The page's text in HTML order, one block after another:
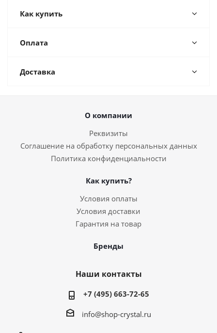
Как купить
Оплата
Доставка
О компании
Реквизиты
Соглашение на обработку персональных данных
Политика конфиденциальности
Как купить?
Условия оплаты
Условия доставки
Гарантия на товар
Бренды
Наши контакты
+7 (495) 663-72-65
info@shop-crystal.ru